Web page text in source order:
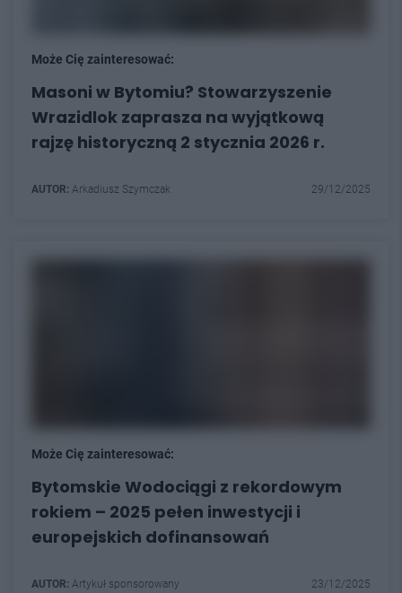
Może Cię zainteresować:
Masoni w Bytomiu? Stowarzyszenie
Wrazidlok zaprasza na wyjątkową
rajzę historyczną 2 stycznia 2026 r.
AUTOR: Arkadiusz Szymczak 29/12/2025
Może Cię zainteresować:
Bytomskie Wodociągi z rekordowym
rokiem – 2025 pełen inwestycji i
europejskich dofinansowań
AUTOR: Artykuł sponsorowany 23/12/2025